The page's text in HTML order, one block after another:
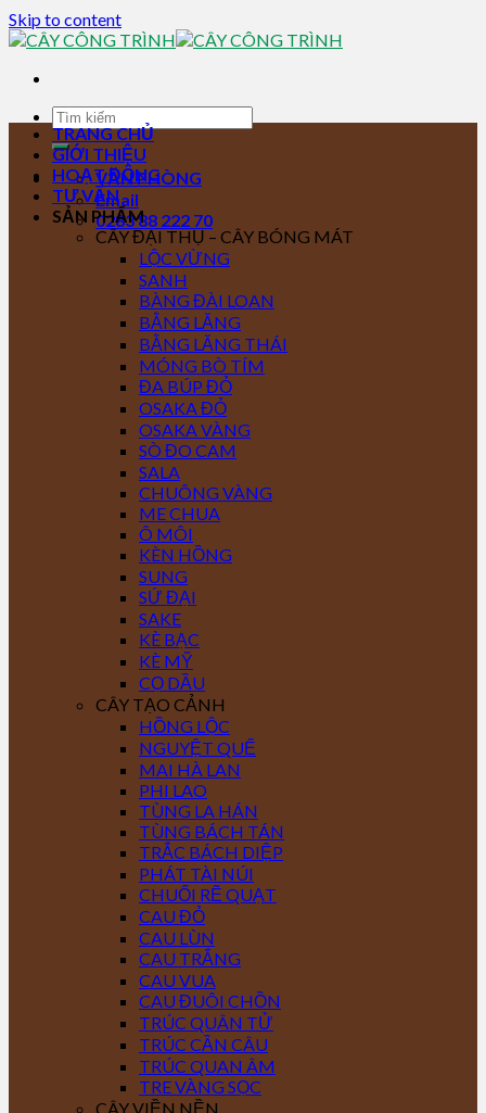
Skip to content
VĂN PHÒNG
Email
0283 88 222 70
TRANG CHỦ
GIỚI THIỆU
HOẠT ĐỘNG
TƯ VẤN
SẢN PHẨM
CÂY ĐẠI THỤ – CÂY BÓNG MÁT
LỘC VỪNG
SANH
BÀNG ĐÀI LOAN
BẰNG LĂNG
BẰNG LĂNG THÁI
MÓNG BÒ TÍM
ĐA BÚP ĐỎ
OSAKA ĐỎ
OSAKA VÀNG
SÒ ĐO CAM
SALA
CHUÔNG VÀNG
ME CHUA
Ô MÔI
KÈN HỒNG
SUNG
SỨ ĐẠI
SAKE
KÈ BẠC
KÈ MỸ
CỌ DẦU
CÂY TẠO CẢNH
HỒNG LỘC
NGUYỆT QUẾ
MAI HÀ LAN
PHI LAO
TÙNG LA HÁN
TÙNG BÁCH TÁN
TRẮC BÁCH DIỆP
PHÁT TÀI NÚI
CHUỐI RẼ QUẠT
CAU ĐỎ
CAU LÙN
CAU TRẮNG
CAU VUA
CAU ĐUÔI CHỒN
TRÚC QUÂN TỬ
TRÚC CẦN CÂU
TRÚC QUAN ÂM
TRE VÀNG SỌC
CÂY VIỀN NỀN